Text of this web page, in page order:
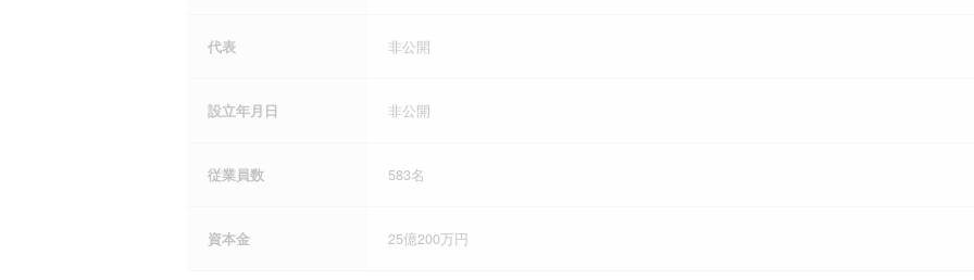
代表 非公開
設立年月日 非公開
従業員数 583名
資本金 25億200万円